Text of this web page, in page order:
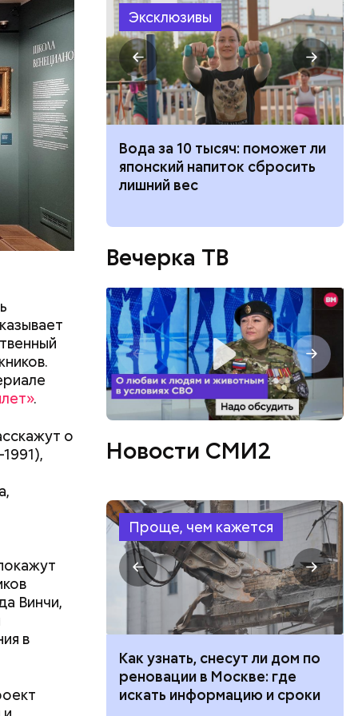
.
о
Винчи,
в
с
по
всем
278
Эксклюзивы
какие
в
ее есть
Вода за 10 тысяч: поможет ли
японский напиток сбросить
лишний вес
Вечерка ТВ
Новости СМИ2
Проще, чем кажется
кто может
Как узнать, снесут ли дом по
реновации в Москве: где
искать информацию и сроки